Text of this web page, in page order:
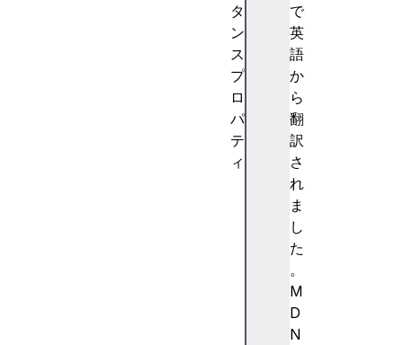
で
英
語
か
ら
翻
訳
さ
れ
ま
し
た
。
M
D
N
タ
ン
ス
プ
ロ
パ
テ
ィ